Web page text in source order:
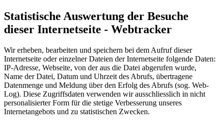
Statistische Auswertung der Besuche
dieser Internetseite - Webtracker
Wir erheben, bearbeiten und speichern bei dem Aufruf dieser
Internetseite oder einzelner Dateien der Internetseite folgende Daten:
IP-Adresse, Webseite, von der aus die Datei abgerufen wurde,
Name der Datei, Datum und Uhrzeit des Abrufs, übertragene
Datenmenge und Meldung über den Erfolg des Abrufs (sog. Web-
Log). Diese Zugriffsdaten verwenden wir ausschliesslich in nicht
personalisierter Form für die stetige Verbesserung unseres
Internetangebots und zu statistischen Zwecken.